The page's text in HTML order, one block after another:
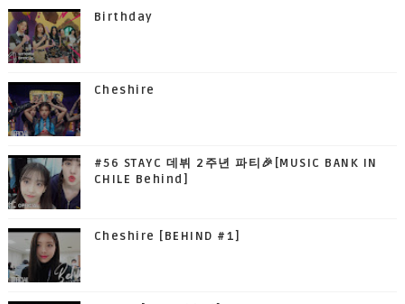
Birthday
Cheshire
#56 STAYC 데뷔 2주년 파티🎉[MUSIC BANK IN
CHILE Behind]
Cheshire [BEHIND #1]